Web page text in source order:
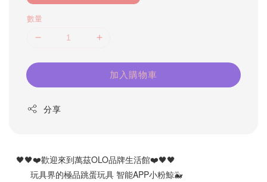
數量
加入購物車
分享
🖤🖤❤️歡迎來到萬茲OLO品牌生活館❤️🖤🖤
玩具界的極品跳蛋玩具 智能APP小粉鯨🐳